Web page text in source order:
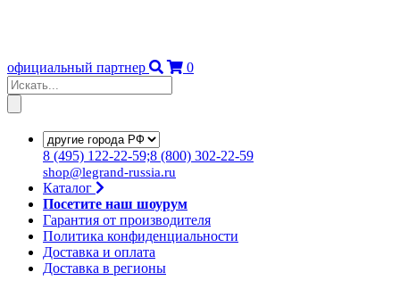
официальный партнер 0
8 (495) 122-22-59;8 (800) 302-22-59
shop@legrand-russia.ru
Каталог
Посетите наш шоурум
Гарантия от производителя
Политика конфиденциальности
Доставка и оплата
Доставка в регионы